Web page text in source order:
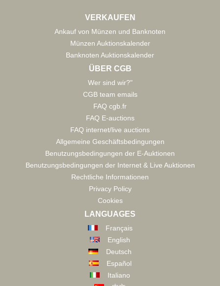
VERKAUFEN
Ankauf von Münzen und Banknoten
Münzen Auktionskalender
Banknoten Auktionskalender
ÜBER CGB
Wer sind wir?"
CGB team emails
FAQ cgb.fr
FAQ E-auctions
FAQ internet/live auctions
Allgemeine Geschäftsbedingungen
Benutzungsbedingungen der E-Auktionen
Benutzungsbedingungen der Internet & Live Auktionen
Rechtliche Informationen
Privacy Policy
Cookies
LANGUAGES
Français
English
Deutsch
Español
Italiano